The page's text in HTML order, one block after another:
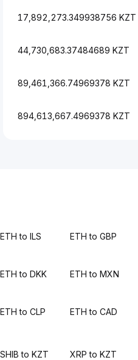
17,892,273.349938756 KZT
44,730,683.37484689 KZT
89,461,366.74969378 KZT
894,613,667.4969378 KZT
ETH to ILS ETH to GBP
ETH to DKK ETH to MXN
ETH to CLP ETH to CAD
SHIB to KZT XRP to KZT